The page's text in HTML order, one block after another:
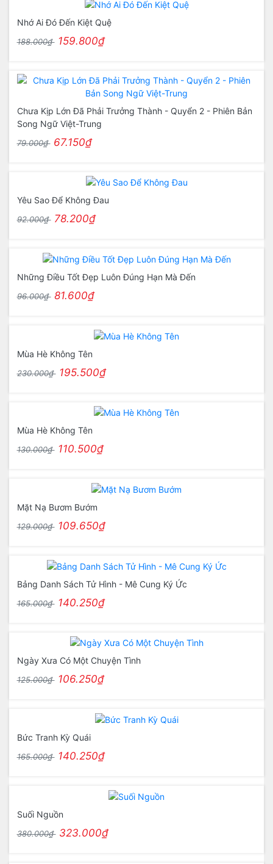
Nhớ Ai Đó Đến Kiệt Quệ
188.000₫ 159.800₫
Chưa Kịp Lớn Đã Phải Trưởng Thành - Quyển 2 - Phiên Bản
Song Ngữ Việt-Trung
79.000₫ 67.150₫
Yêu Sao Để Không Đau
92.000₫ 78.200₫
Những Điều Tốt Đẹp Luôn Đúng Hạn Mà Đến
96.000₫ 81.600₫
Mùa Hè Không Tên
230.000₫ 195.500₫
Mùa Hè Không Tên
130.000₫ 110.500₫
Mặt Nạ Bươm Bướm
129.000₫ 109.650₫
Bảng Danh Sách Tử Hình - Mê Cung Ký Ức
165.000₫ 140.250₫
Ngày Xưa Có Một Chuyện Tình
125.000₫ 106.250₫
Bức Tranh Kỳ Quái
165.000₫ 140.250₫
Suối Nguồn
380.000₫ 323.000₫